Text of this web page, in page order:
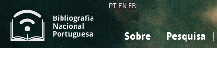
PT EN FR
Sobre Pesquisa